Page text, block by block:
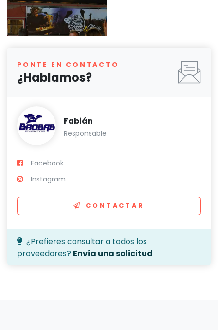
PONTE EN CONTACTO
¿Hablamos?
Fabián
Responsable
Facebook
Instagram
CONTACTAR
¿Prefieres consultar a todos los
proveedores? Envía una solicitud